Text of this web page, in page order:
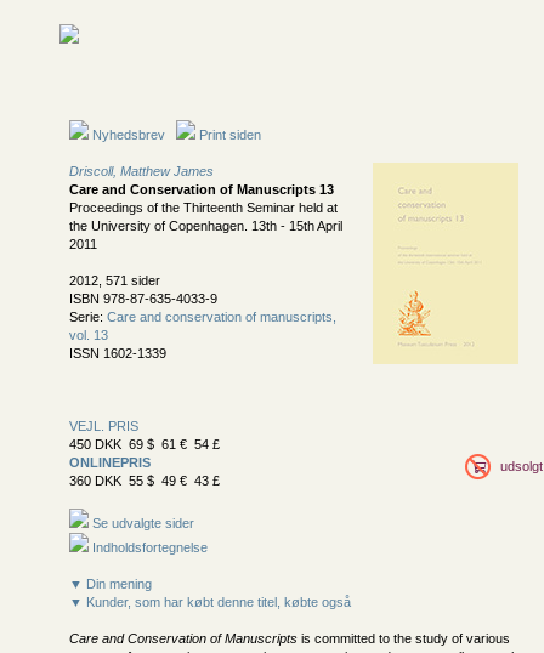
Nyhedsbrev Print siden
Driscoll, Matthew James
Care and Conservation of Manuscripts 13
Proceedings of the Thirteenth Seminar held at
the University of Copenhagen. 13th - 15th April
2011
2012, 571 sider
ISBN 978-87-635-4033-9
Serie: Care and conservation of manuscripts,
vol. 13
ISSN 1602-1339
VEJL. PRIS
450 DKK 69 $ 61 € 54 £
ONLINEPRIS
360 DKK 55 $ 49 € 43 £
udsolgt
Se udvalgte sider
Indholdsfortegnelse
▼ Din mening
▼ Kunder, som har købt denne titel, købte også
Care and Conservation of Manuscripts is committed to the study of various